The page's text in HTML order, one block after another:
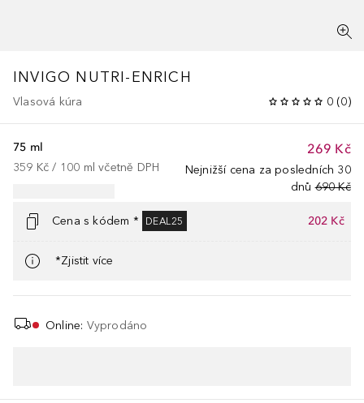
INVIGO NUTRI-ENRICH
Vlasová kúra 0 (0)
269 Kč
Nejnižší cena za posledních 30
dnů 690 Kč
75 ml
359 Kč / 100 ml včetně DPH
Cena s kódem * DEAL25 202 Kč
*Zjistit více
Online: Vyprodáno